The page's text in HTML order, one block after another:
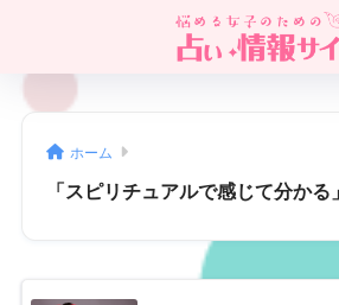
ホーム
「スピリチュアルで感じて分か